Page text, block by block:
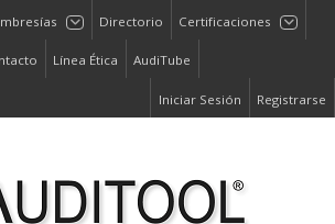
Directorio Certificaciones
Línea Ética AudiTube
Iniciar Sesión Registrarse